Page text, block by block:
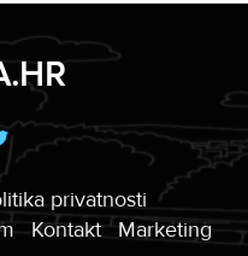
privatnosti
Kontakt Marketing